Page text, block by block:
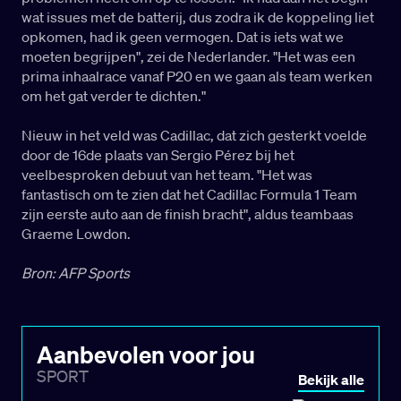
wat issues met de batterij, dus zodra ik de koppeling liet
opkomen, had ik geen vermogen. Dat is iets wat we
moeten begrijpen", zei de Nederlander. "Het was een
prima inhaalrace vanaf P20 en we gaan als team werken
om het gat verder te dichten."
Nieuw in het veld was Cadillac, dat zich gesterkt voelde
door de 16de plaats van Sergio Pérez bij het
veelbesproken debuut van het team. "Het was
fantastisch om te zien dat het Cadillac Formula 1 Team
zijn eerste auto aan de finish bracht", aldus teambaas
Graeme Lowdon.
Bron: AFP Sports
Aanbevolen voor jou
SPORT Bekijk alle